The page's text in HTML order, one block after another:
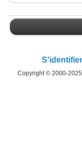
S'identifier
Copyright © 2000-